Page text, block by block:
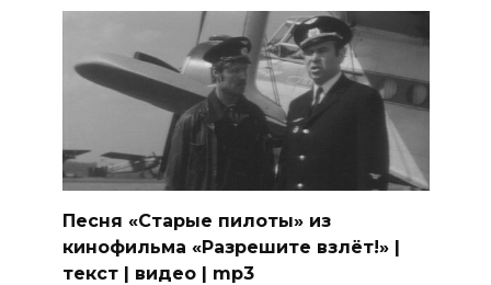
Песня «Старые пилоты» из
кинофильма «Разрешите взлёт!» |
текст | видео | mp3